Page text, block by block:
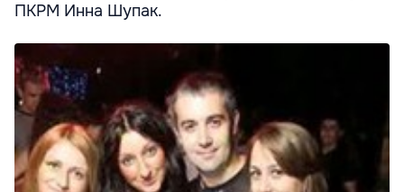
ПКРМ Инна Шупак.